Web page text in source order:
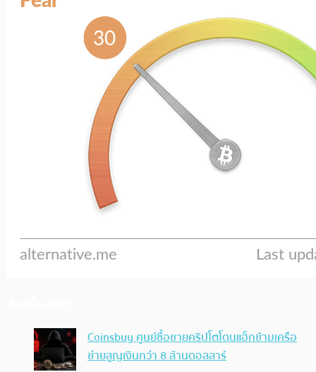
Coinsbuy ศูนย์ซื้อขายคริปโตโดนแฮ็กข้ามเครือ
ข่ายสูญเงินกว่า 8 ล้านดอลลาร์